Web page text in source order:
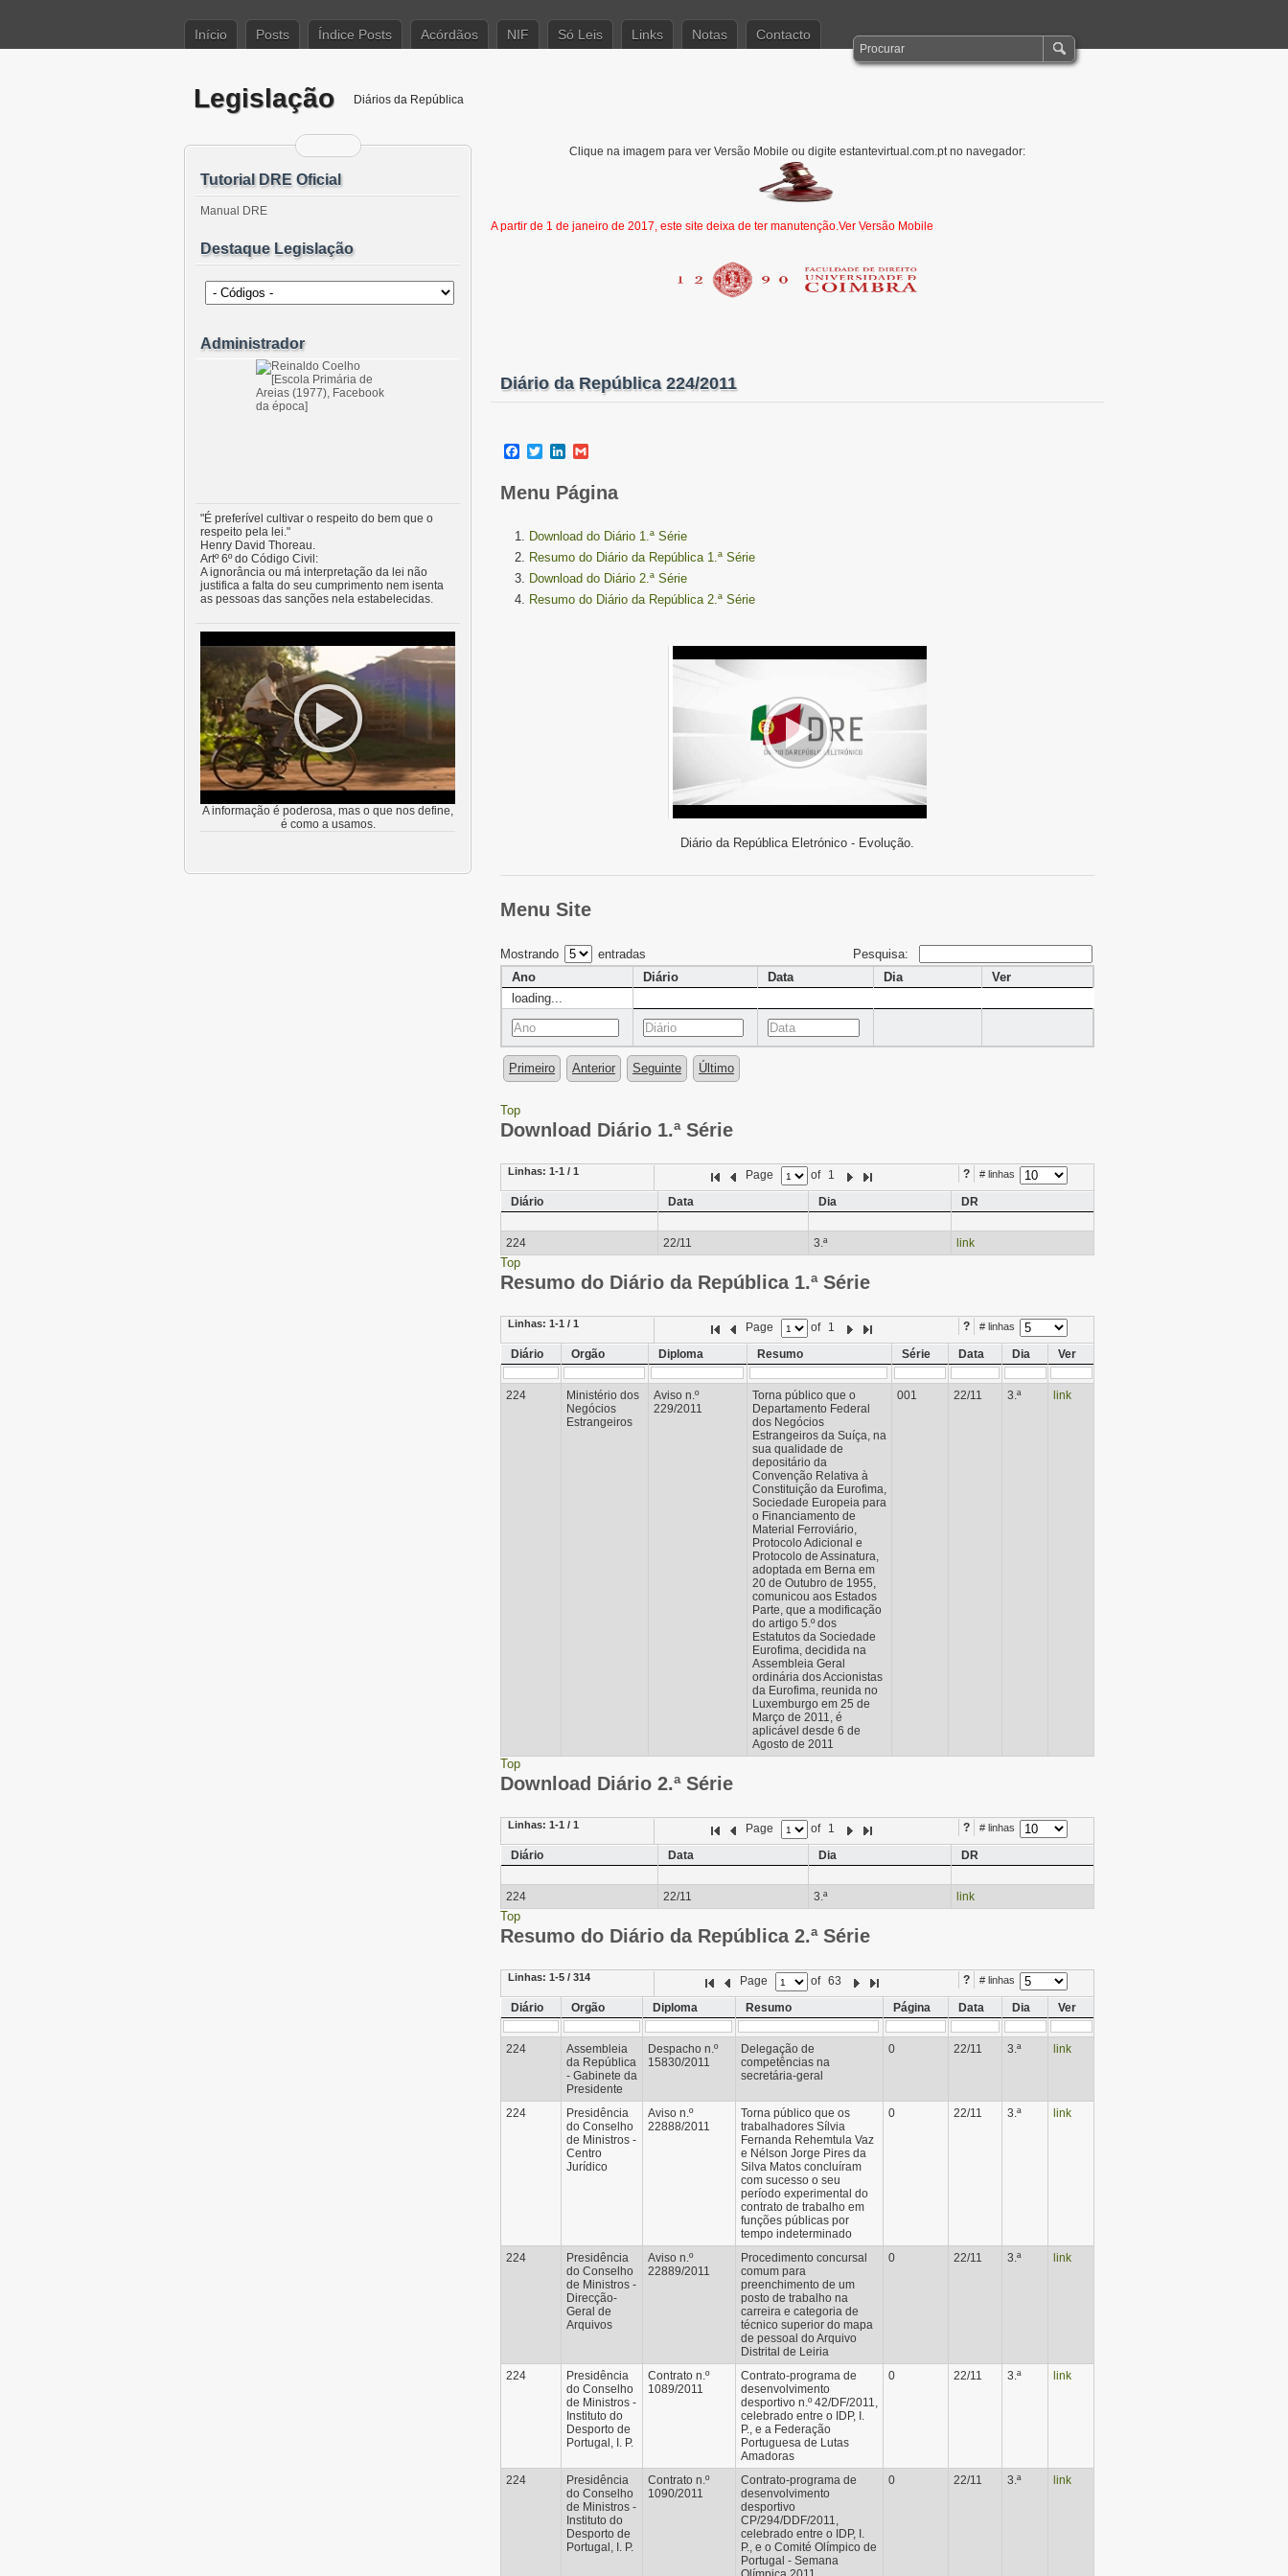
Início Posts Índice Posts Acórdãos NIF Só Leis Links Notas Contacto
Legislação Diários da República
Clique na imagem para ver Versão Mobile ou digite estantevirtual.com.pt no navegador:
A partir de 1 de janeiro de 2017, este site deixa de ter manutenção.Ver Versão Mobile
Diário da República 224/2011
Facebook
TwitterLinkedIn
Menu Página
Download do Diário 1.ª Série
Resumo do Diário da República 1.ª Série
Download do Diário 2.ª Série
Resumo do Diário da República 2.ª Série
Diário da República Eletrónico - Evolução.
Menu Site
Mostrando entradas
Pesquisa:
Ano
Diário Data Dia
Ver
loading...
Primeiro Anterior Seguinte Último
Top
Download Diário 1.ª Série
Linhas: 1-1 / 1 ? # linhas
Page of 1
Diário
Data Dia DR
224 22/11 3.ª link
Top
Resumo do Diário da República 1.ª Série
Linhas: 1-1 / 1 ? # linhas
Page of 1
Diário
Orgão Diploma Resumo Série Data Dia Ver
224
Ministério dos
Negócios
Estrangeiros
Aviso n.º
229/2011
Torna público que o
Departamento Federal
dos Negócios
Estrangeiros da Suíça, na
sua qualidade de
depositário da
Convenção Relativa à
Constituição da Eurofima,
Sociedade Europeia para
o Financiamento de
Material Ferroviário,
Protocolo Adicional e
Protocolo de Assinatura,
adoptada em Berna em
20 de Outubro de 1955,
comunicou aos Estados
Parte, que a modificação
do artigo 5.º dos
Estatutos da Sociedade
Eurofima, decidida na
Assembleia Geral
ordinária dos Accionistas
da Eurofima, reunida no
Luxemburgo em 25 de
Março de 2011, é
aplicável desde 6 de
Agosto de 2011
001 22/11 3.ª link
Top
Download Diário 2.ª Série
Linhas: 1-1 / 1 ? # linhas
Page of 1
Diário
Data Dia DR
224 22/11 3.ª link
Top
Resumo do Diário da República 2.ª Série
Linhas: 1-5 / 314 ? # linhas
Page of 63
Diário
Orgão Diploma Resumo Página Data Dia Ver
224
Assembleia
da República
- Gabinete da
Presidente
Despacho n.º
15830/2011
Delegação de
competências na
secretária-geral
0 22/11 3.ª link
224
Presidência
do Conselho
de Ministros -
Centro
Jurídico
Aviso n.º
22888/2011
Torna público que os
trabalhadores Sílvia
Fernanda Rehemtula Vaz
e Nélson Jorge Pires da
Silva Matos concluíram
com sucesso o seu
período experimental do
contrato de trabalho em
funções públicas por
tempo indeterminado
0 22/11 3.ª link
224
Presidência
do Conselho
de Ministros -
Direcção-
Geral de
Arquivos
Aviso n.º
22889/2011
Procedimento concursal
comum para
preenchimento de um
posto de trabalho na
carreira e categoria de
técnico superior do mapa
de pessoal do Arquivo
Distrital de Leiria
0 22/11 3.ª link
224
Presidência
do Conselho
de Ministros -
Instituto do
Desporto de
Portugal, I. P.
Contrato n.º
1089/2011
Contrato-programa de
desenvolvimento
desportivo n.º 42/DF/2011,
celebrado entre o IDP, I.
P., e a Federação
Portuguesa de Lutas
Amadoras
0 22/11 3.ª link
224
Presidência
do Conselho
de Ministros -
Instituto do
Desporto de
Portugal, I. P.
Contrato n.º
1090/2011
Contrato-programa de
desenvolvimento
desportivo
CP/294/DDF/2011,
celebrado entre o IDP, I.
P., e o Comité Olímpico de
Portugal - Semana
0 22/11 3.ª link
Tutorial DRE Oficial
Manual DRE
Destaque Legislação
Administrador
"É preferível cultivar o respeito do bem que o
respeito pela lei."
Henry David Thoreau.
Artº 6º do Código Civil:
A ignorância ou má interpretação da lei não
justifica a falta do seu cumprimento nem isenta
as pessoas das sanções nela estabelecidas.
A informação é poderosa, mas o que nos define,
é como a usamos.